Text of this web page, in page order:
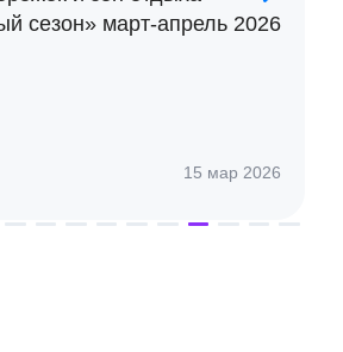
сезон» март-апрель 2026
15 мар 2026